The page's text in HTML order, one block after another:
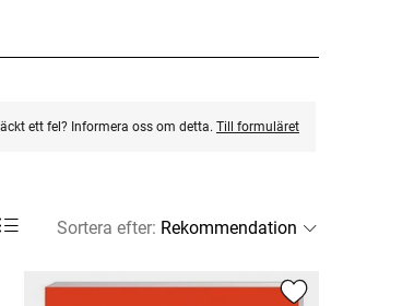
ett fel? Informera oss om detta. Till formuläret
Sortera efter: